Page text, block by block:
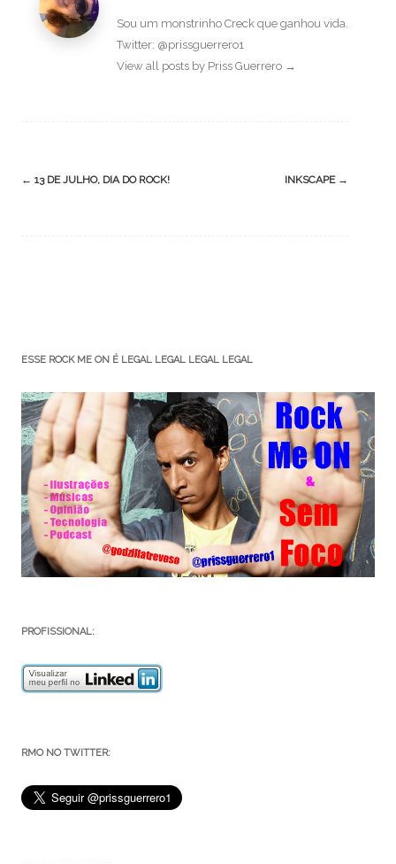
Sou um monstrinho Creck que ganhou vida.
Twitter: @prissguerrero1
View all posts by Priss Guerrero →
Post
← 13 DE JULHO, DIA DO ROCK! INKSCAPE →
ESSE ROCK ME ON É LEGAL LEGAL LEGAL LEGAL
PROFISSIONAL:
RMO NO TWITTER: